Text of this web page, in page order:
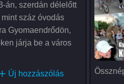
án, szerdán délelőtt
száz óvodás
Gyomaendrődön,
járja be a város
Óvodások Gyermeknapi
Új hozzászólás